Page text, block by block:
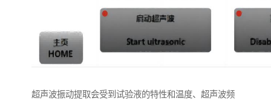
超声波振动提取会受到试验液的特性和温度、超声波频